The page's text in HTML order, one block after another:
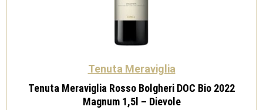
Tenuta Meraviglia
Tenuta Meraviglia Rosso Bolgheri DOC Bio 2022
Magnum 1,5l – Dievole